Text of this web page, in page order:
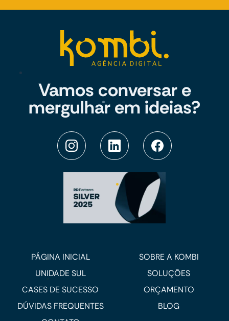
Vamos conversar e
mergulhar em ideias?
PÁGINA INICIAL
SOBRE A KOMBI
UNIDADE SUL
SOLUÇÕES
CASES DE SUCESSO
ORÇAMENTO
DÚVIDAS FREQUENTES
BLOG